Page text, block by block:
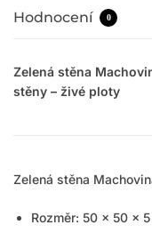
Hodnocení 0
Zelená stěna
stěny – živé ploty
Zelená stěna
Rozměr: 50 x 50 x